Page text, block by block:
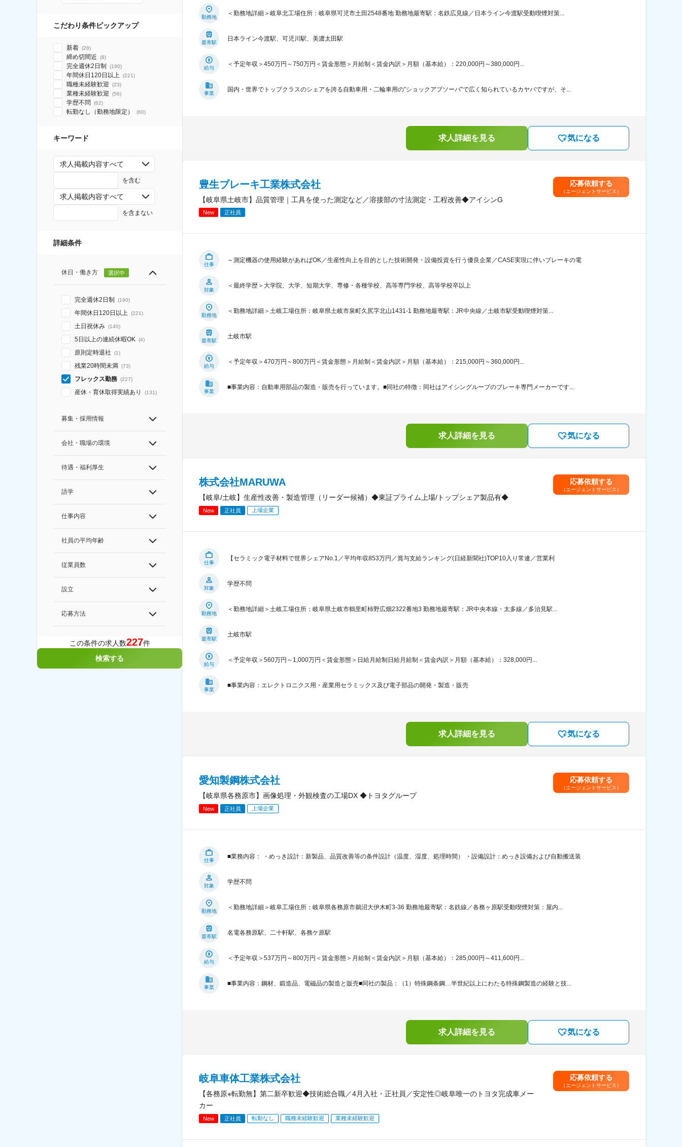
こだわり条件ピックアップ
新着 (28)
締め切間近 (8)
完全週休2日制 (190)
年間休日120日以上 (221)
職種未経験歓迎 (23)
業種未経験歓迎 (56)
学歴不問 (62)
転勤なし（勤務地限定） (60)
キーワード
求人掲載内容すべて
を含む
求人掲載内容すべて
を含まない
詳細条件
休日・働き方 選択中
完全週休2日制 (190)
年間休日120日以上 (221)
土日祝休み (140)
5日以上の連続休暇OK (4)
原則定時退社 (1)
残業20時間未満 (73)
フレックス勤務 (227)
産休・育休取得実績あり (131)
募集・採用情報
会社・職場の環境
待遇・福利厚生
語学
仕事内容
社員の平均年齢
従業員数
設立
応募方法
この条件の求人数227件
検索する
勤務地
＜勤務地詳細＞岐阜北工場住所：岐阜県可児市土田2548番地 勤務地最寄駅：名鉄広見線／日本ライン今渡駅受動喫煙対策...
最寄駅
日本ライン今渡駅、可児川駅、美濃太田駅
給与
＜予定年収＞450万円～750万円＜賃金形態＞月給制＜賃金内訳＞月額（基本給）：220,000円～380,000円...
事業
国内・世界でトップクラスのシェアを誇る自動車用・二輪車用の”ショックアブソーバ”で広く知られているカヤバですが、そ...
求人詳細を見る 気になる
豊生ブレーキ工業株式会社
【岐阜県土岐市】品質管理｜工具を使った測定など／溶接部の寸法測定・工程改善◆アイシンG
New 正社員
応募依頼する
（エージェントサービス）
仕事
～測定機器の使用経験があればOK／生産性向上を目的とした技術開発・設備投資を行う優良企業／CASE実現に伴いブレーキの電
対象
＜最終学歴＞大学院、大学、短期大学、専修・各種学校、高等専門学校、高等学校卒以上
勤務地
＜勤務地詳細＞土岐工場住所：岐阜県土岐市泉町久尻字北山1431-1 勤務地最寄駅：JR中央線／土岐市駅受動喫煙対策...
最寄駅
土岐市駅
給与
＜予定年収＞470万円～800万円＜賃金形態＞月給制＜賃金内訳＞月額（基本給）：215,000円～360,000円...
事業
■事業内容：自動車用部品の製造・販売を行っています。■同社の特徴：同社はアイシングループのブレーキ専門メーカーです...
求人詳細を見る 気になる
株式会社MARUWA
【岐阜/土岐】生産性改善・製造管理（リーダー候補）◆東証プライム上場/トップシェア製品有◆
New 正社員 上場企業
応募依頼する
（エージェントサービス）
仕事
【セラミック電子材料で世界シェアNo.1／平均年収853万円／賞与支給ランキング(日経新聞社)TOP10入り常連／営業利
対象
学歴不問
勤務地
＜勤務地詳細＞土岐工場住所：岐阜県土岐市鶴里町柿野広畑2322番地3 勤務地最寄駅：JR中央本線・太多線／多治見駅...
最寄駅
土岐市駅
給与
＜予定年収＞560万円～1,000万円＜賃金形態＞日給月給制日給月給制＜賃金内訳＞月額（基本給）：328,000円...
事業
■事業内容：エレクトロニクス用・産業用セラミックス及び電子部品の開発・製造・販売
求人詳細を見る 気になる
愛知製鋼株式会社
【岐阜県各務原市】画像処理・外観検査の工場DX ◆トヨタグループ
New 正社員 上場企業
応募依頼する
（エージェントサービス）
仕事
■業務内容： ・めっき設計：新製品、品質改善等の条件設計（温度、湿度、処理時間） ・設備設計：めっき設備および自動搬送装
対象
学歴不問
勤務地
＜勤務地詳細＞岐阜工場住所：岐阜県各務原市鵜沼大伊木町3-36 勤務地最寄駅：名鉄線／各務ヶ原駅受動喫煙対策：屋内...
最寄駅
名電各務原駅、二十軒駅、各務ケ原駅
給与
＜予定年収＞537万円～800万円＜賃金形態＞月給制＜賃金内訳＞月額（基本給）：285,000円～411,600円...
事業
■事業内容：鋼材、鍛造品、電磁品の製造と販売■同社の製品：（1）特殊鋼条鋼…半世紀以上にわたる特殊鋼製造の経験と技...
求人詳細を見る 気になる
岐阜車体工業株式会社
【各務原※転勤無】第二新卒歓迎◆技術総合職／4月入社・正社員／安定性◎岐阜唯一のトヨタ完成車メー
カー
New 正社員 転勤なし 職種未経験歓迎 業種未経験歓迎
応募依頼する
（エージェントサービス）